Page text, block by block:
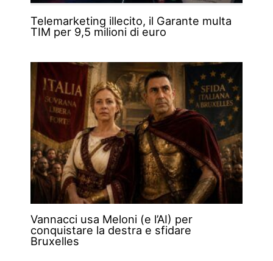
Telemarketing illecito, il Garante multa
TIM per 9,5 milioni di euro
Vannacci usa Meloni (e l’AI) per
conquistare la destra e sfidare
Bruxelles